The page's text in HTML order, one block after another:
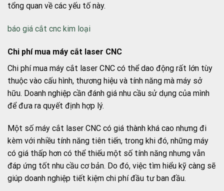
tổng quan về các yếu tố này.
báo giá cắt cnc kim loại
Chi phí mua máy cắt laser CNC
Chi phí mua máy cắt laser CNC có thể dao động rất lớn tùy
thuộc vào cấu hình, thương hiệu và tính năng mà máy sở
hữu. Doanh nghiệp cần đánh giá nhu cầu sử dụng của mình
để đưa ra quyết định hợp lý.
Một số máy cắt laser CNC có giá thành khá cao nhưng đi
kèm với nhiều tính năng tiên tiến, trong khi đó, những máy
có giá thấp hơn có thể thiếu một số tính năng nhưng vẫn
đáp ứng tốt nhu cầu cơ bản. Do đó, việc tìm hiểu kỹ càng sẽ
giúp doanh nghiệp tiết kiệm chi phí đầu tư ban đầu.